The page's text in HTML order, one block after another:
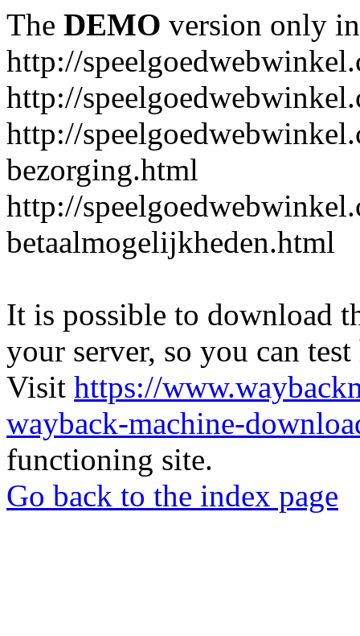
The DEMO version only
http://
http://
http://
bezorging.html
http://
betaalmogelijkheden.html
It is possible to download
your server, so you can
Visit https://
wayback-machine-
functioning site.
Go back to the index page